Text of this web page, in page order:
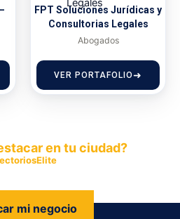
FPT Soluciones Jurídicas y
Consultorias Legales
Abogados
VER PORTAFOLIO
en tu ciudad?
mi negocio